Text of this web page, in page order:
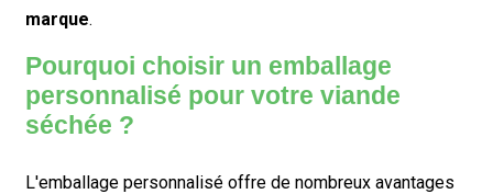
marque.
Pourquoi choisir un emballage
personnalisé pour votre viande
séchée ?
L'emballage personnalisé offre de nombreux avantages